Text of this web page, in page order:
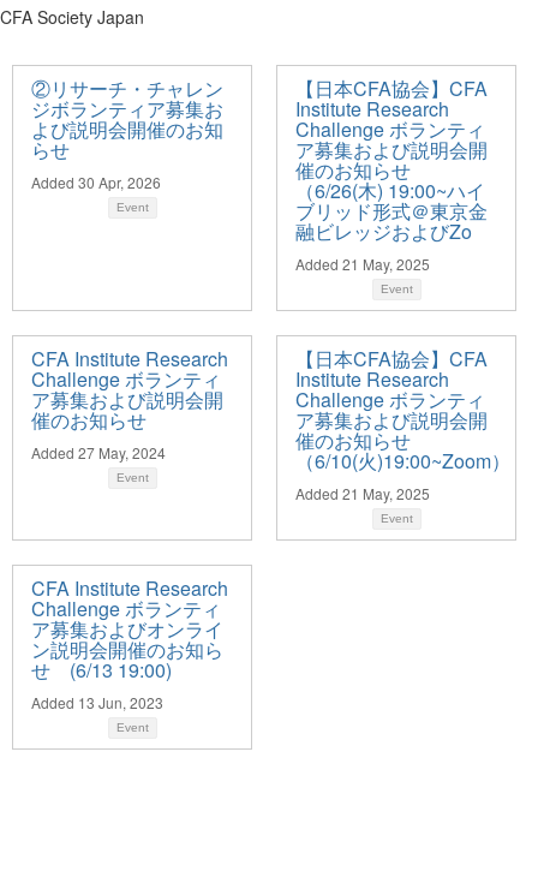
CFA Society Japan
②リサーチ・チャレン
ジボランティア募集お
よび説明会開催のお知
らせ
Added 30 Apr, 2026
Event
【日本CFA協会】CFA
Institute Research
Challenge ボランティ
ア募集および説明会開
催のお知らせ
（6/26(木) 19:00~ハイ
ブリッド形式＠東京金
融ビレッジおよびZo
Added 21 May, 2025
Event
CFA Institute Research
Challenge ボランティ
ア募集および説明会開
催のお知らせ
Added 27 May, 2024
Event
【日本CFA協会】CFA
Institute Research
Challenge ボランティ
ア募集および説明会開
催のお知らせ
（6/10(火)19:00~Zoom）
Added 21 May, 2025
Event
CFA Institute Research
Challenge ボランティ
ア募集およびオンライ
ン説明会開催のお知ら
せ (6/13 19:00)
Added 13 Jun, 2023
Event